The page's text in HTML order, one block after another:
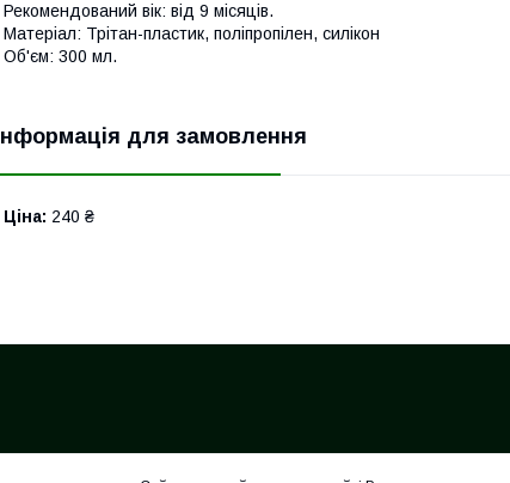
Рекомендований вік: від 9 місяців.
Матеріал: Трітан-пластик, поліпропілен, силікон
Об'єм: 300 мл.
Інформація для замовлення
Ціна: 240 ₴